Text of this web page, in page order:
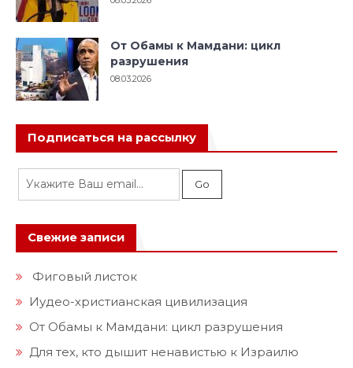
От Обамы к Мамдани: цикл
разрушения
08.03.2026
Подписаться на рассылку
Свежие записи
Фиговый листок
Иудео-христианская цивилизация
От Обамы к Мамдани: цикл разрушения
Для тех, кто дышит ненавистью к Израилю